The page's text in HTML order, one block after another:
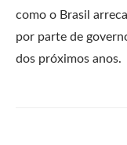
como o Brasil
por parte de
dos próximos anos.